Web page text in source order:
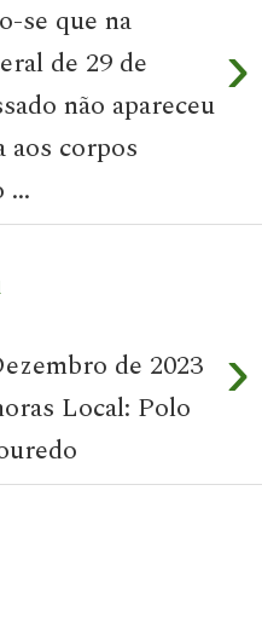
›
se que na
de 29 de
não apareceu
aos corpos
...
›
de 2023
Local: Polo